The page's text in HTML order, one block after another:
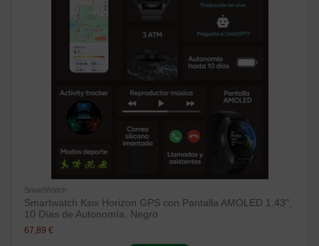
SmartWatch
Smartwatch Ksix Horizon GPS con Pantalla AMOLED 1.43",
10 Días de Autonomía, Negro
67,89 €